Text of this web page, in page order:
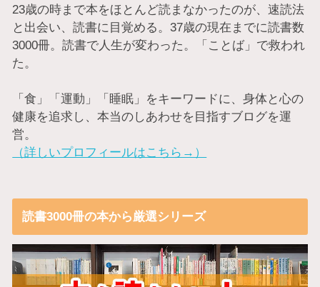
23歳の時まで本をほとんど読まなかったのが、速読法
と出会い、読書に目覚める。37歳の現在までに読書数
3000冊。読書で人生が変わった。「ことば」で救われ
た。
「食」「運動」「睡眠」をキーワードに、身体と心の
健康を追求し、本当のしあわせを目指すブログを運
営。
（詳しいプロフィールはこちら→）
読書3000冊の本から厳選シリーズ